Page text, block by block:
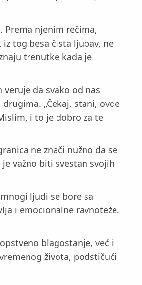
Prema njenim rečima,
tog besa čista ljubav, ne
trenutke kada je
da svako od nas
„Čekaj, stani, ovde
i to je dobro za te
ne znači nužno da se
važno biti svestan svojih
ljudi se bore sa
i emocionalne ravnoteže.
blagostanje, već i
života, podstičući